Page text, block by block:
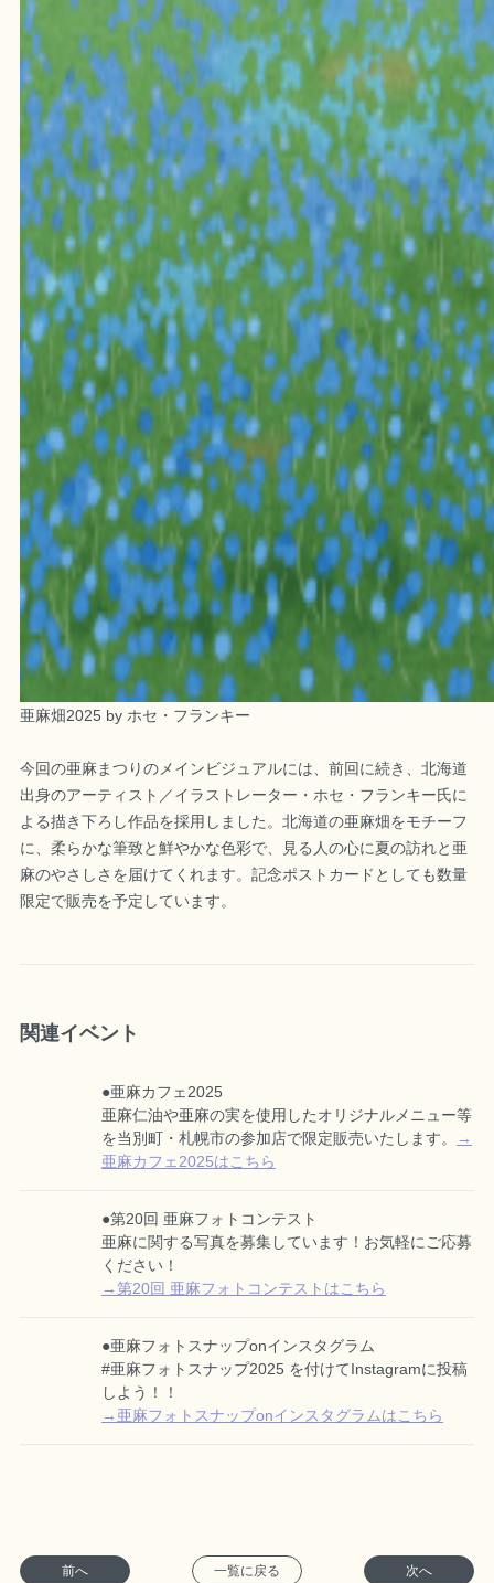
亜麻畑2025 by ホセ・フランキー
今回の亜麻まつりのメインビジュアルには、前回に続き、北海道
出身のアーティスト／イラストレーター・ホセ・フランキー氏に
よる描き下ろし作品を採用しました。北海道の亜麻畑をモチーフ
に、柔らかな筆致と鮮やかな色彩で、見る人の心に夏の訪れと亜
麻のやさしさを届けてくれます。記念ポストカードとしても数量
限定で販売を予定しています。
関連イベント
●亜麻カフェ2025
亜麻仁油や亜麻の実を使用したオリジナルメニュー等
を当別町・札幌市の参加店で限定販売いたします。
→
亜麻カフェ2025はこちら
●第20回 亜麻フォトコンテスト
亜麻に関する写真を募集しています！お気軽にご応募
ください！
→第20回 亜麻フォトコンテストはこちら
●亜麻フォトスナップonインスタグラム
#亜麻フォトスナップ2025 を付けてInstagramに投稿
しよう！！
→亜麻フォトスナップonインスタグラムはこちら
前へ 一覧に戻る 次へ